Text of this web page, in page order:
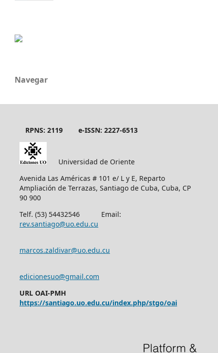
Navegar
RPNS: 2119 e-ISSN: 2227-6513
Universidad de Oriente
Avenida Las Américas # 101 e/ L y E, Reparto
Ampliación de Terrazas, Santiago de Cuba, Cuba, CP
90 900
Telf. (53) 54432546 Email:
rev.santiago@uo.edu.cu
marcos.zaldivar@uo.edu.cu
edicionesuo@gmail.com
URL OAI-PMH
https://santiago.uo.edu.cu/index.php/stgo/oai